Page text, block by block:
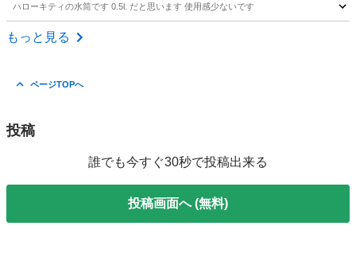
ハローキティの水筒です 0.5l. だと思います 使用感少ないです
岐阜 岐阜市
もっと見る
ページTOPへ
投稿
誰でも今すぐ30秒で投稿出来る
投稿画面へ (無料)